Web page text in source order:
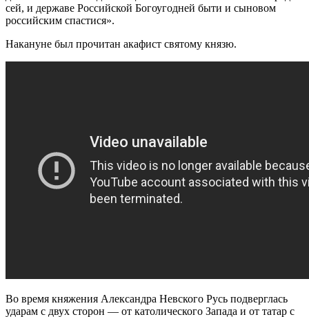
сей, и державе Российской Богоугодней быти и сыновом
российским спастися».
Накануне был прочитан акафист святому князю.
Во время княжения Александра Невского Русь подверглась
ударам с двух сторон — от католического Запада и от татар с